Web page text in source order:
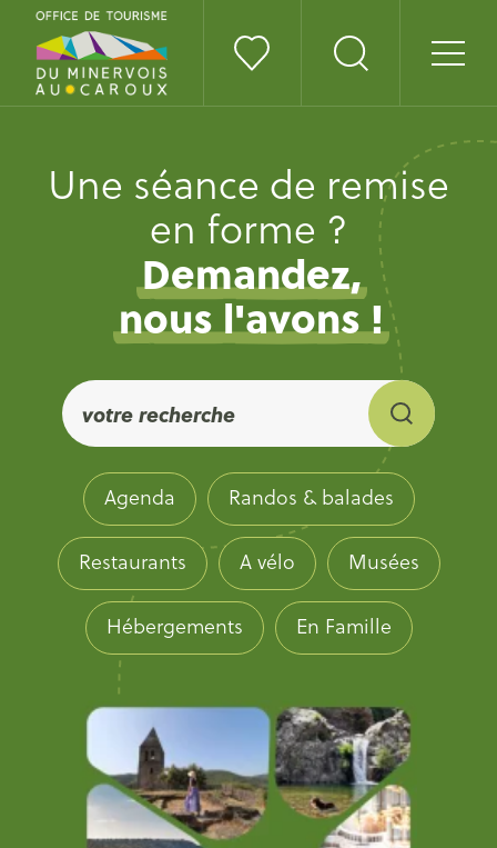
Une séance de remise
en forme ?
Demandez,
nous l'avons !
Agenda Randos & balades
Restaurants A vélo Musées
Hébergements En Famille